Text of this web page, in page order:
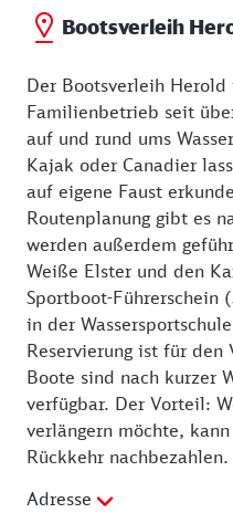
Bootsverleih
Der Bootsverleih
Familienbetrieb seit
auf und rund ums
Kajak oder Canadier
auf eigene Faust
Routenplanung gibt es
werden außerdem
Weiße Elster und den
Sportboot-Führerschein
in der
Reservierung ist für
Boote sind nach kurzer
verfügbar. Der Vorteil:
verlängern möchte,
Rückkehr nachbezahlen.
Adresse